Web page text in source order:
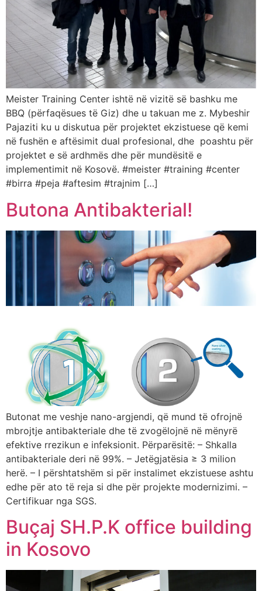
Meister Training Center ishtë në vizitë së bashku me
BBQ (përfaqësues të Giz) dhe u takuan me z. Mybeshir
Pajaziti ku u diskutua për projektet ekzistuese që kemi
në fushën e aftësimit dual profesional, dhe poashtu për
projektet e së ardhmës dhe për mundësitë e
implementimit në Kosovë. #meister #training #center
#birra #peja #aftesim #trajnim […]
Butona Antibakterial!
Butonat me veshje nano-argjendi, që mund të ofrojnë
mbrojtje antibakteriale dhe të zvogëlojnë në mënyrë
efektive rrezikun e infeksionit. Përparësitë: – Shkalla
antibakteriale deri në 99%. – Jetëgjatësia ≥ 3 milion
herë. – I përshtatshëm si për instalimet ekzistuese ashtu
edhe për ato të reja si dhe për projekte modernizimi. –
Certifikuar nga SGS.
Buçaj SH.P.K office building
in Kosovo